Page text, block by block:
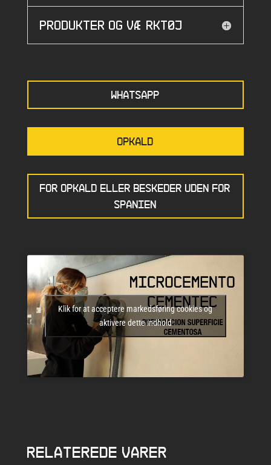
Produkter og værktøj
WHATSAPP
OPKALD
FOR OPKALD ELLER BESKEDER UDEN FOR
SPANIEN
Klik for at acceptere markedsføring cookies og
aktivere dette indhold
RELATEREDE VARER